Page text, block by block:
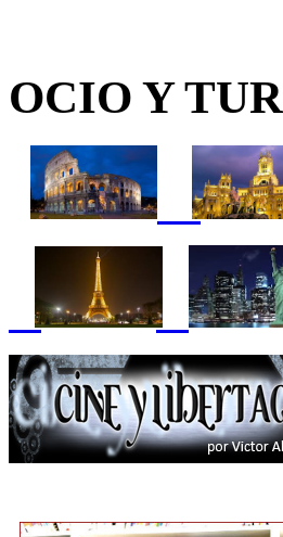
OCIO Y